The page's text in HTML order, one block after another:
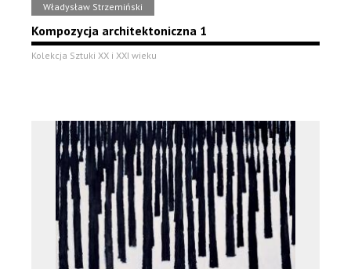
Władysław Strzemiński
Kompozycja architektoniczna 1
Kolekcja Sztuki XX i XXI wieku